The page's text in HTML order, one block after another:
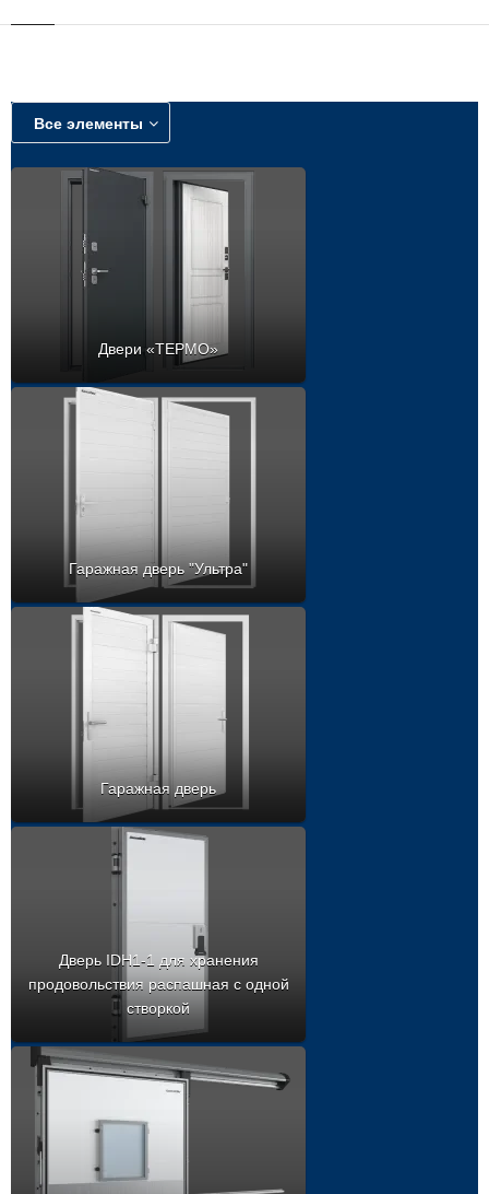
Все элементы
Двери «ТЕРМО»
Гаражная дверь "Ультра"
Гаражная дверь
Дверь IDH1-1 для хранения
продовольствия распашная с одной
створкой